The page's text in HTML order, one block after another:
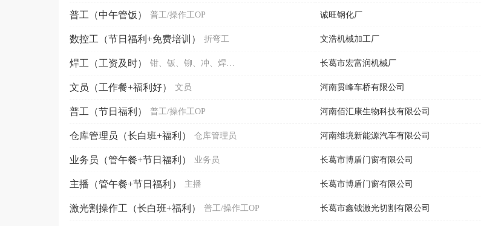
普工（中午管饭） 普工/操作工OP 诚旺钢化厂
数控工（节日福利+免费培训） 折弯工 文浩机械加工厂
焊工（工资及时） 长葛市宏富润机械厂
文员（工作餐+福利好） 文员 河南贯峰车桥有限公司
普工（节日福利） 普工/操作工OP 河南佰汇康生物科技有限公司
仓库管理员（长白班+福利） 仓库管理员 河南维境新能源汽车有限公司
业务员（管午餐+节日福利） 业务员 长葛市博盾门窗有限公司
主播（管午餐+节日福利） 主播 长葛市博盾门窗有限公司
激光割操作工（长白班+福利） 普工/操作工OP 长葛市鑫钺激光切割有限公司